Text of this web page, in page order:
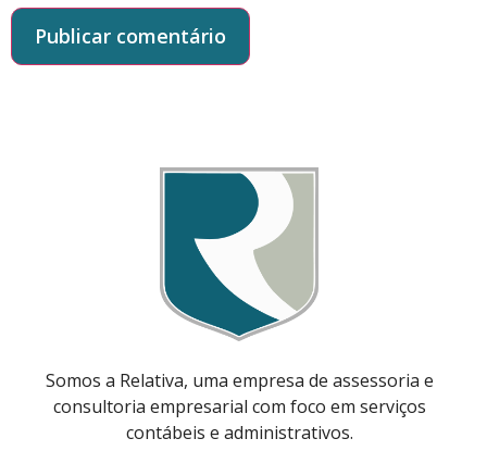
Somos a Relativa, uma empresa de assessoria e
consultoria empresarial com foco em serviços
contábeis e administrativos.